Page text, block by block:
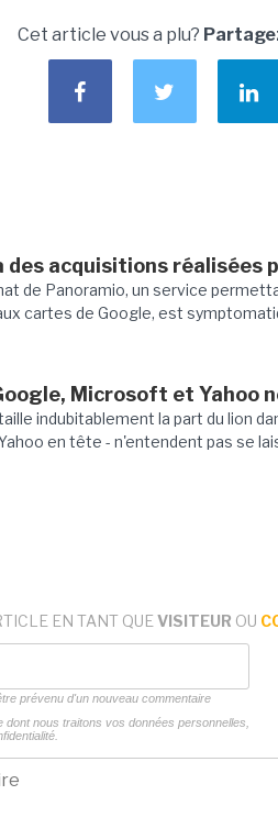
Cet article vous a plu?
des acquisitions réalisées
de Panoramio, un service
cartes de Google, est
Microsoft et Yahoo
indubitablement la part du lion
en tête - n'entendent pas se
EN TANT QUE VISITEUR OU
prévenu d'un nouveau commentaire
nous traitons vos données personnelles,